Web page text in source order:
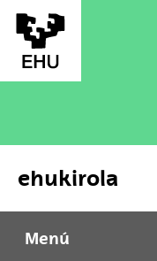
Saltar al contenido principal
ehukirola
ehukirola
Menú